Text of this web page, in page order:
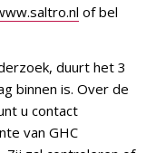
of bel
duurt het 3
binnen is. Over de
u contact
van GHC